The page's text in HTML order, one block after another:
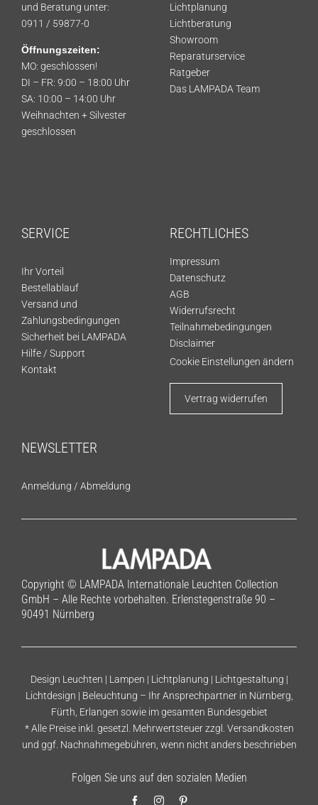
und Beratung unter:
0911 / 59877-0
Öffnungszeiten:
MO: geschlossen!
DI – FR: 9:00 – 18:00 Uhr
SA: 10:00 – 14:00 Uhr
Weihnachten + Silvester
geschlossen
Lichtplanung
Lichtberatung
Showroom
Reparaturservice
Ratgeber
Das LAMPADA Team
SERVICE
Ihr Vorteil
Bestellablauf
Versand und
Zahlungsbedingungen
Sicherheit bei LAMPADA
Hilfe / Support
Kontakt
RECHTLICHES
Impressum
Datenschutz
AGB
Widerrufsrecht
Teilnahmebedingungen
Disclaimer
Cookie Einstellungen ändern
Vertrag widerrufen
NEWSLETTER
Anmeldung / Abmeldung
Copyright © LAMPADA Internationale Leuchten Collection
GmbH – Alle Rechte vorbehalten. Erlenstegenstraße 90 –
90491 Nürnberg
Design Leuchten | Lampen | Lichtplanung | Lichtgestaltung |
Lichtdesign | Beleuchtung – Ihr Ansprechpartner in Nürnberg,
Fürth, Erlangen sowie im gesamten Bundesgebiet
* Alle Preise inkl. gesetzl. Mehrwertsteuer zzgl. Versandkosten
und ggf. Nachnahmegebühren, wenn nicht anders beschrieben
Folgen Sie uns auf den sozialen Medien